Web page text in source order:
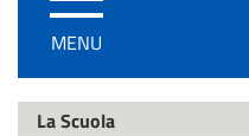
/
disattiva
navigazione
MENU
La Scuola